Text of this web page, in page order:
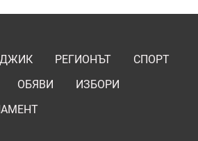
РЕГИОНЪТ
СПОРТ
ОБЯВИ
ИЗБОРИ